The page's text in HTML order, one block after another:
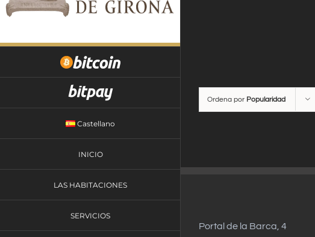
Saltar
contenido
Castellano
INICIO
LAS HABITACIONES
SERVICIOS
Ordena por Popularidad
Portal de la Barca, 4